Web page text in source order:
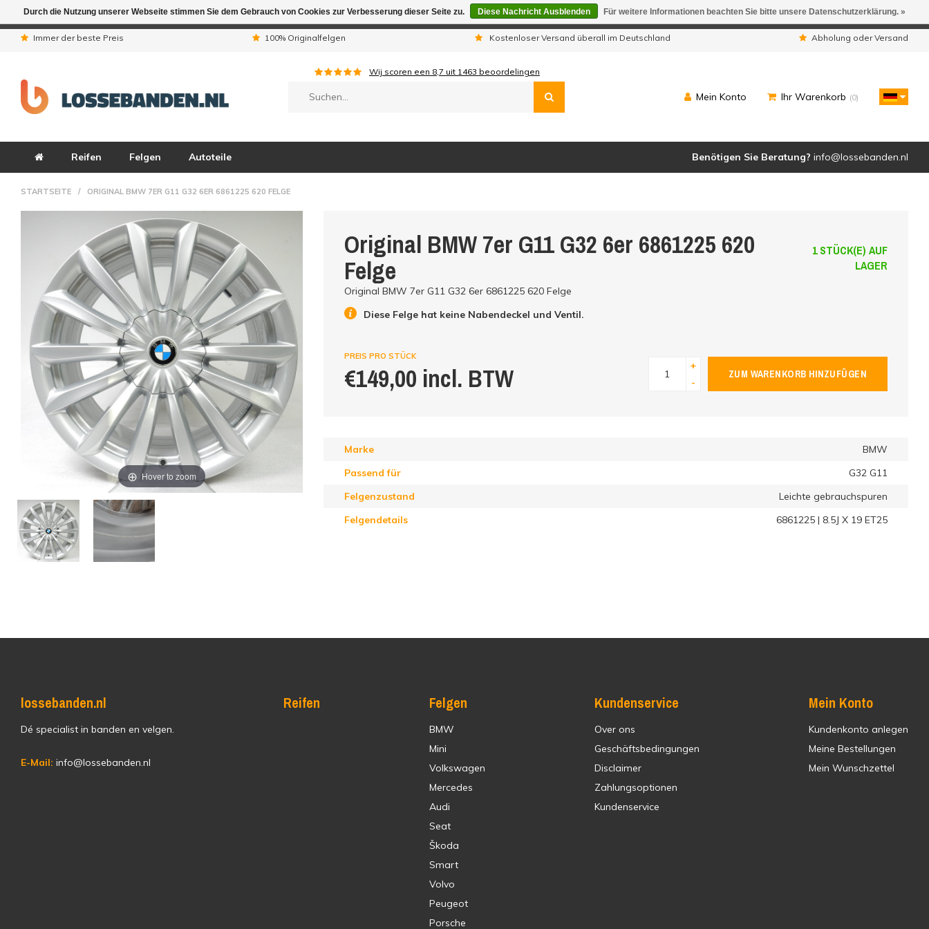
Immer der beste Preis 100% Originalfelgen Kostenloser Versand überall im Deutschland Abholung oder Versand
Wij scoren een 8,7 uit 1463 beoordelingen
Mein Konto Ihr Warenkorb (0)
Reifen Felgen Autoteile Benötigen Sie Beratung? info@lossebanden.nl
STARTSEITE / ORIGINAL BMW 7ER G11 G32 6ER 6861225 620 FELGE
Hover to zoom
Original BMW 7er G11 G32 6er 6861225 620
Felge
1 STÜCK(E) AUF
LAGER
Original BMW 7er G11 G32 6er 6861225 620 Felge
Diese Felge hat keine Nabendeckel und Ventil.
PREIS PRO STÜCK
€149,00 incl. BTW
+
-
ZUM WARENKORB HINZUFÜGEN
Marke
BMW
Passend für
G32 G11
Felgenzustand
Leichte gebrauchspuren
Felgendetails
6861225 | 8.5J X 19 ET25
lossebanden.nl
Dé specialist in banden en velgen.
E-Mail: info@lossebanden.nl
Reifen Felgen
BMW
Mini
Volkswagen
Mercedes
Audi
Seat
Škoda
Smart
Volvo
Peugeot
Porsche
Kundenservice
Over ons
Geschäftsbedingungen
Disclaimer
Zahlungsoptionen
Kundenservice
Mein Konto
Kundenkonto anlegen
Meine Bestellungen
Mein Wunschzettel
Durch die Nutzung unserer Webseite stimmen Sie dem Gebrauch von Cookies zur Verbesserung dieser Seite zu. Diese Nachricht Ausblenden Für weitere Informationen beachten Sie bitte unsere Datenschutzerklärung. »
Aufgrund der Ferientagen sind wir telefonisch nicht erreichbar. Aufgegebene Bestellungen werden geliefert.